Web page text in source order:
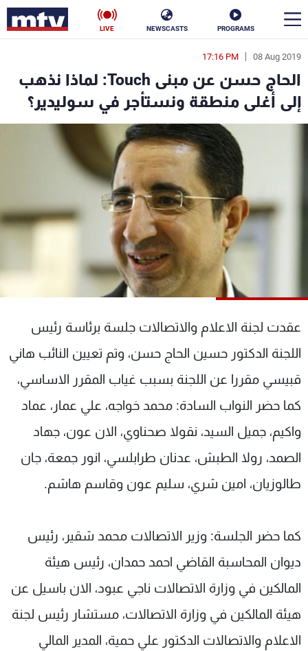
PROGRAMS
NEWSCASTS
LIVE
08 Aug 2019
17:16 PM
الحاج حسن عن مبنى Touch: لماذا نذهب
إلى أغلى منطقة ونستأجر في سوليدير؟
عقدت لجنة الاعلام والاتصالات جلسة برئاسة رئيس
اللجنة الدكتور حسين الحاج حسن، وتم تعيين النائب هاني
قبيسي مقررا عن اللجنة بسبب غياب المقرر الاساسي،
كما حضر النواب السادة: محمد خواجه، علي عمار، عماد
واكيم، جميل السيد، نقولا صحناوي، الان عون، جهاد
الصمد، رولا الطبش، عدنان طرابلسي، انور جمعة، جان
طالوزيان، امين شري، سليم عون وقاسم هاشم.
كما حضر الجلسة: وزير الاتصالات محمد شقير، رئيس
ديوان المحاسبة القاضي احمد حمدان، رئيس هيئة
المالكين في وزارة الاتصالات ناجي عبود، الان باسيل عن
هيئة المالكين في وزارة الاتصالات، مستشار رئيس لجنة
الاعلام والاتصالات الدكتور علي حمية، المدير المالي
en
الأخبار
سياسة ناس
فن
رياضة
كأس العالم
جدول البرامج
شاهد البرامج
عن MTV
الإنـتـاج
وظائف
تواصل معنا
شروط الإسـتخدام
سياسة الخصوصية